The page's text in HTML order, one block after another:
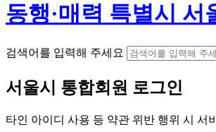
동행·매력 특별시 서
검색어를 입력해 주세요
서울시 통합회원 로그인
타인 아이디 사용 등 약관 위반 행위 시 서